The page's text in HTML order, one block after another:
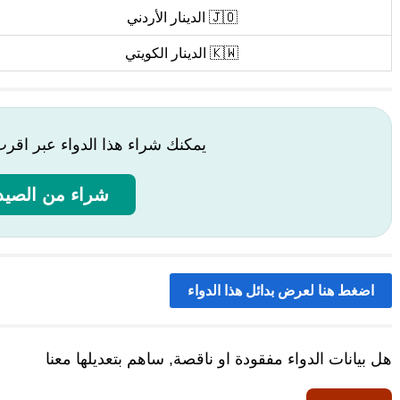
🇯🇴 الدينار الأردني
🇰🇼 الدينار الكويتي
يمكنك شراء هذا الدواء عبر
شراء من
اضغط هنا لعرض بدائل هذا الدواء
هل بيانات الدواء مفقودة او ناقصة, ساهم بتعديلها معنا